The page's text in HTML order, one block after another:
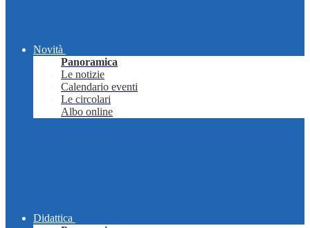
Novità
Panoramica
Le notizie
Calendario eventi
Le circolari
Albo online
Didattica